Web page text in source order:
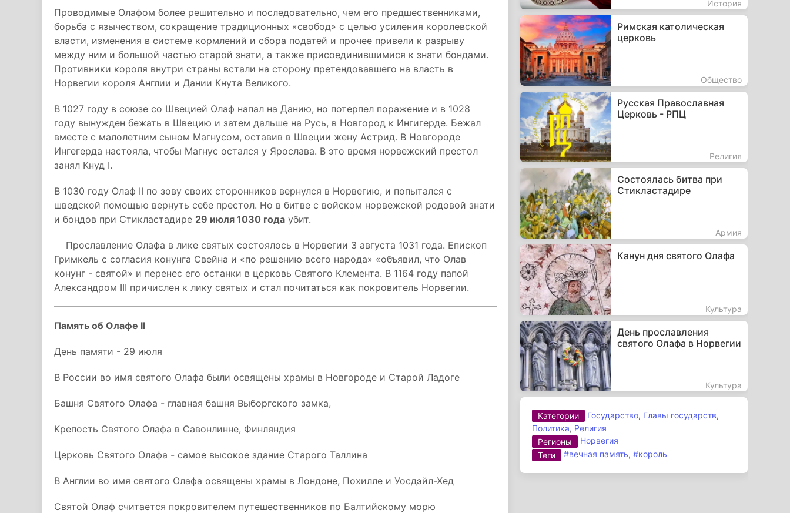
Проводимые Олафом более решительно и последовательно, чем его предшественниками,
борьба с язычеством, сокращение традиционных «свобод» с целью усиления королевской
власти, изменения в системе кормлений и сбора податей и прочее привели к разрыву
между ним и большой частью старой знати, а также присоединившимися к знати бондами.
Противники короля внутри страны встали на сторону претендовавшего на власть в
Норвегии короля Англии и Дании Кнута Великого.
В 1027 году в союзе со Швецией Олаф напал на Данию, но потерпел поражение и в 1028
году вынужден бежать в Швецию и затем дальше на Русь, в Новгород к Ингигерде. Бежал
вместе с малолетним сыном Магнусом, оставив в Швеции жену Астрид. В Новгороде
Ингегерда настояла, чтобы Магнус остался у Ярослава. В это время норвежский престол
занял Кнуд I.
В 1030 году Олаф II по зову своих сторонников вернулся в Норвегию, и попытался с
шведской помощью вернуть себе престол. Но в битве с войском норвежской родовой знати
и бондов при Стикластадире 29 июля 1030 года убит.
Прославление Олафа в лике святых состоялось в Норвегии 3 августа 1031 года. Епископ
Гримкель с согласия конунга Свейна и «по решению всего народа» «объявил, что Олав
конунг - святой» и перенес его останки в церковь Святого Клемента. В 1164 году папой
Александром III причислен к лику святых и стал почитаться как покровитель Норвегии.
Память об Олафе II
День памяти - 29 июля
В России во имя святого Олафа были освящены храмы в Новгороде и Старой Ладоге
Башня Святого Олафа - главная башня Выборгского замка,
Крепость Святого Олафа в Савонлинне, Финляндия
Церковь Святого Олафа - самое высокое здание Старого Таллина
В Англии во имя святого Олафа освящены храмы в Лондоне, Похилле и Уосдэйл-Хед
Святой Олаф считается покровителем путешественников по Балтийскому морю
История
Римская католическая
церковь
Общество
Русская Православная
Церковь - РПЦ
Религия
Состоялась битва при
Стикластадире
Армия
Канун дня святого Олафа
Культура
День прославления
святого Олафа в Норвегии
Культура
Категории Государство, Главы государств,
Политика, Религия
Регионы
Норвегия
Теги
#вечная память,#король